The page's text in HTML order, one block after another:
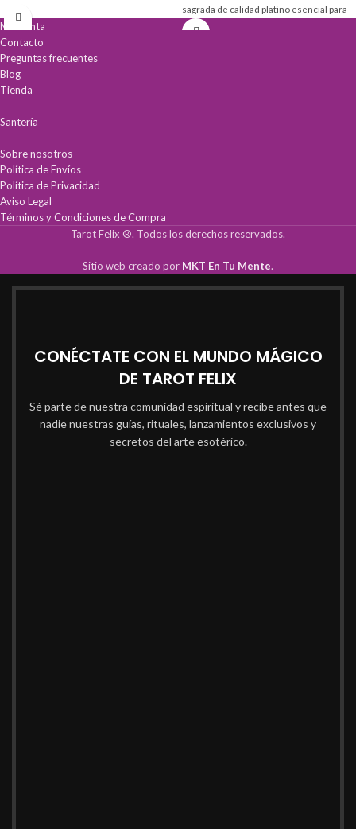
Escudo Protector:
negativas y envidias en tu hogar.
Limpieza Espiritual:Ideal para baños de
purificación y consagración de altares.
Poder Tradicional:
sagrados para máxima eficacia.
sagrada de calidad platino esencial para
honrar a los Orishas. Preparado
Mi cuenta
Contacto
Preguntas frecuentes
Blog
Tienda
Santería
Sobre nosotros
Política de Envíos
Política de Privacidad
Aviso Legal
Términos y Condiciones de Compra
Tarot Felix ®. Todos los derechos reservados.
Sitio web creado por MKT En Tu Mente.
CONÉCTATE CON EL MUNDO MÁGICO
DE TAROT FELIX
Sé parte de nuestra comunidad espiritual y recibe antes que
nadie nuestras guías, rituales, lanzamientos exclusivos y
secretos del arte esotérico.